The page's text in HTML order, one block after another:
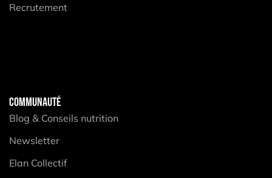
Recrutement
COMMUNAUTÉ
Blog & Conseils nutrition
Newsletter
Elan Collectif